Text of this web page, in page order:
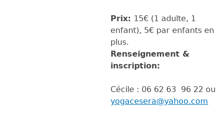
Prix: 15€ (1 adulte, 1
enfant), 5€ par enfants en
plus.
Renseignement &
inscription:
Cécile : 06 62 63 96 22 ou
yogacesera@yahoo.com